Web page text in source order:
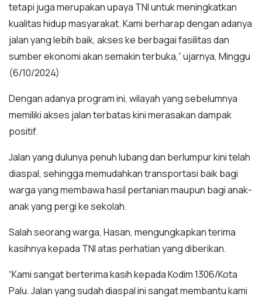
tetapi juga merupakan upaya TNI untuk meningkatkan
kualitas hidup masyarakat. Kami berharap dengan adanya
jalan yang lebih baik, akses ke berbagai fasilitas dan
sumber ekonomi akan semakin terbuka,” ujarnya, Minggu
(6/10/2024)
Dengan adanya program ini, wilayah yang sebelumnya
memiliki akses jalan terbatas kini merasakan dampak
positif.
Jalan yang dulunya penuh lubang dan berlumpur kini telah
diaspal, sehingga memudahkan transportasi baik bagi
warga yang membawa hasil pertanian maupun bagi anak-
anak yang pergi ke sekolah.
Salah seorang warga, Hasan, mengungkapkan terima
kasihnya kepada TNI atas perhatian yang diberikan.
“Kami sangat berterima kasih kepada Kodim 1306/Kota
Palu. Jalan yang sudah diaspal ini sangat membantu kami